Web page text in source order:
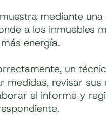
mediante una
a los inmuebles
energía.
un
medidas, revisar
el informe y